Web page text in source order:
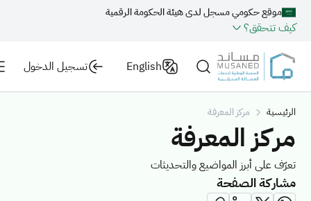
موقع حكومي مسجل لدى هيئة الحكومة الرقمية
كيف تتحقق؟
English تسجيل الدخول
الرئيسية مركز المعرفة
مركز المعرفة
تعرّف على أبرز المواضيع والتحديثات
مشاركة الصفحة